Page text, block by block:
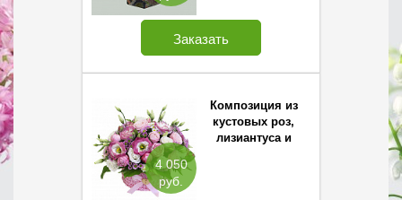
Заказать
4 050
руб.
Композиция из
кустовых роз,
лизиантуса и